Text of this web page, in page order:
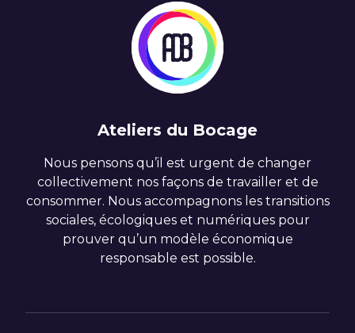
Ateliers du Bocage
Nous pensons qu’il est urgent de changer
collectivement nos façons de travailler et de
consommer. Nous accompagnons les transitions
sociales, écologiques et numériques pour
prouver qu’un modèle économique
responsable est possible.